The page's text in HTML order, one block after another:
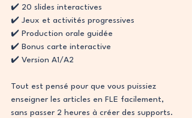
✔️ 20 slides interactives
✔️ Jeux et activités progressives
✔️ Production orale guidée
✔️ Bonus carte interactive
✔️ Version A1/A2
Tout est pensé pour que vous puissiez
enseigner les articles en FLE facilement,
sans passer 2 heures à créer des supports.